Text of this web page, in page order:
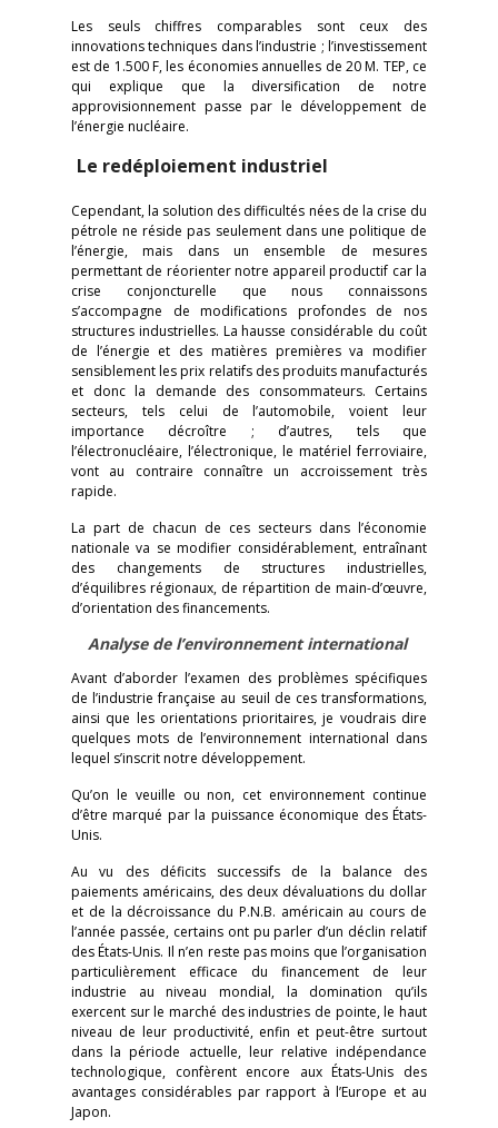
Les seuls chiffres comparables sont ceux des
innovations techniques dans l’industrie ; l’investissement
est de 1.500 F, les économies annuelles de 20 M. TEP, ce
qui explique que la diversification de notre
approvisionnement passe par le développement de
l’énergie nucléaire.
Le redéploiement industriel
Cependant, la solution des difficultés nées de la crise du
pétrole ne réside pas seulement dans une politique de
l’énergie, mais dans un ensemble de mesures
permettant de réorienter notre appareil productif car la
crise conjoncturelle que nous connaissons
s’accompagne de modifications profondes de nos
structures industrielles. La hausse considérable du coût
de l’énergie et des matières premières va modifier
sensiblement les prix relatifs des produits manufacturés
et donc la demande des consommateurs. Certains
secteurs, tels celui de l’automobile, voient leur
importance décroître ; d’autres, tels que
l’électronucléaire, l’électronique, le matériel ferroviaire,
vont au contraire connaître un accroissement très
rapide.
La part de chacun de ces secteurs dans l’économie
nationale va se modifier considérablement, entraînant
des changements de structures industrielles,
d’équilibres régionaux, de répartition de main-d’œuvre,
d’orientation des financements.
Analyse de l’environnement international
Avant d’aborder l’examen des problèmes spécifiques
de l’industrie française au seuil de ces transformations,
ainsi que les orientations prioritaires, je voudrais dire
quelques mots de l’environnement international dans
lequel s’inscrit notre développement.
Qu’on le veuille ou non, cet environnement continue
d’être marqué par la puissance économique des États-
Unis.
Au vu des déficits successifs de la balance des
paiements américains, des deux dévaluations du dollar
et de la décroissance du P.N.B. américain au cours de
l’année passée, certains ont pu parler d’un déclin relatif
des États-Unis. Il n’en reste pas moins que l’organisation
particulièrement efficace du financement de leur
industrie au niveau mondial, la domination qu’ils
exercent sur le marché des industries de pointe, le haut
niveau de leur productivité, enfin et peut-être surtout
dans la période actuelle, leur relative indépendance
technologique, confèrent encore aux États-Unis des
avantages considérables par rapport à l’Europe et au
Japon.